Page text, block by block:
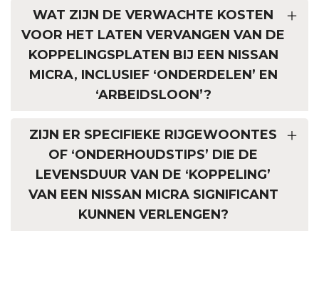
WAT ZIJN DE VERWACHTE KOSTEN
VOOR HET LATEN VERVANGEN VAN DE
KOPPELINGSPLATEN BIJ EEN NISSAN
MICRA, INCLUSIEF ‘ONDERDELEN’ EN
‘ARBEIDSLOON’?
ZIJN ER SPECIFIEKE RIJGEWOONTES
OF ‘ONDERHOUDSTIPS’ DIE DE
LEVENSDUUR VAN DE ‘KOPPELING’
VAN EEN NISSAN MICRA SIGNIFICANT
KUNNEN VERLENGEN?